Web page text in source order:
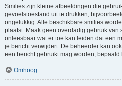
Smilies zijn kleine afbeeldingen die
gevoelstoestand uit te drukken,
ongelukkig. Alle beschikbare smilies
plaatst. Maak geen overdadig gebruik van
onleesbaar wat er toe kan leiden dat een
je bericht verwijdert. De beheerder kan
een bericht gebruikt mag worden, bepaald
Omhoog